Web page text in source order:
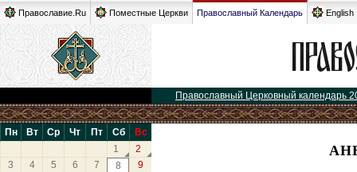
Православие.Ru Поместные Церкви Православный Календарь English
Православный Церковный календарь
Пн Вт Ср Чт Пт Сб
Вс
1
2
3
4 5 6 7 8
9